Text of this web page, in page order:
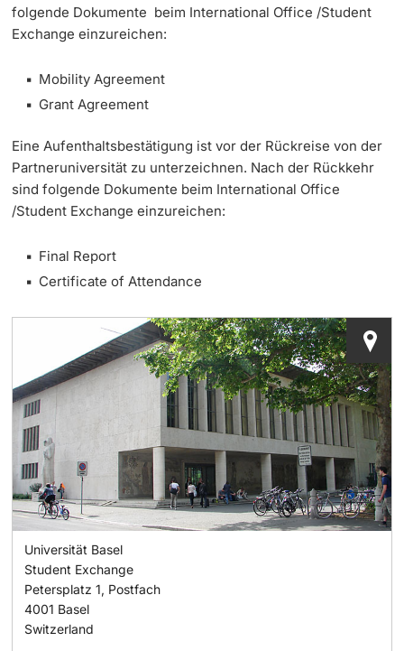
Berufseinstieg & Laufbahnberatung
Militär- & Zivildienst
Inklusive Universität
Koordinationsstelle für Geflüchtete
Langes Studium
Lernen & Lehren
KI in Studium und Lehre
Digitales Lernen
Sprachenzentrum
Universitätsbibliothek Basel
Lernbörse
Lernräume
folgende Dokumente beim International Office /Student
Exchange einzureichen:
Mobility Agreement
Grant Agreement
Eine Aufenthaltsbestätigung ist vor der Rückreise von der
Partneruniversität zu unterzeichnen. Nach der Rückkehr
sind folgende Dokumente beim International Office
/Student Exchange einzureichen:
Final Report
Certificate of Attendance
Universität Basel
Student Exchange
Petersplatz 1, Postfach
4001 Basel
Switzerland